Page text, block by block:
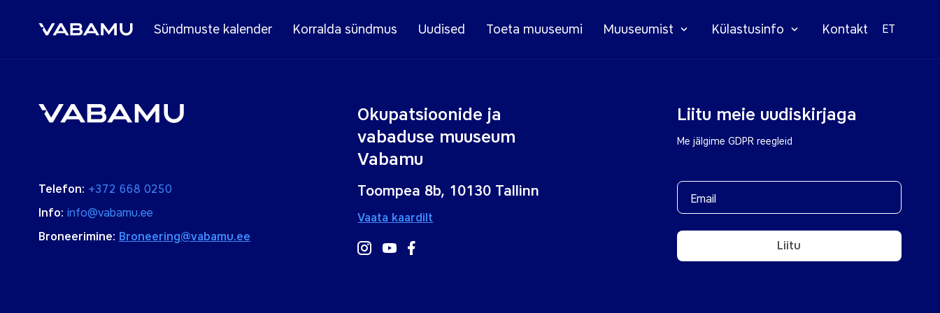
Sündmuste kalender Korralda sündmus Uudised Toeta muuseumi Muuseumist Külastusinfo Kontakt ET
Okupatsioonide ja
vabaduse muuseum
Vabamu
Liitu meie uudiskirjaga
Me jälgime GDPR reegleid
Telefon: +372 668 0250
Info: info@vabamu.ee
Broneerimine: Broneering@vabamu.ee
Toompea 8b, 10130 Tallinn
Vaata kaardilt
Liitu